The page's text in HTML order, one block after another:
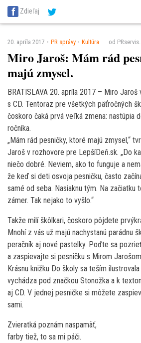
SITA Energetika
SITA Potravinárstvo
Zdieľaj
20. apríla 2017 PR správy Kultúra od
Miro Jaroš: Mám rád
majú zmysel.
BRATISLAVA 20. apríla 2017 – Miro Jaroš
s CD. Tentoraz pre všetkých päťročných
čoskoro čaká prvá veľká zmena: nastúpia
ročníka.
„Mám rád pesničky, ktoré majú zmysel,“
Jaroš v rozhovore pre LepšíDeň.sk. „Do
niečo dobré. Neviem, ako to funguje a
že keď si deti osvoja pesničku, často
samé od seba. Nasiaknu tým. Na začiatku
zámer. Tak nejako to vyšlo.“
Takže milí škôlkari, čoskoro pôjdete
Mnohí z vás už majú nachystanú parádnu
peračník aj nové pastelky. Poďte sa
a zaspievajte si pesničku s Mirom
Krásnu knižku Do školy sa teším
vychádza pod značkou Stonožka a k
aj CD. V jednej pesničke si môžete
sami.
Zvieratká poznám naspamäť,
farby tiež, to sa mi páči.